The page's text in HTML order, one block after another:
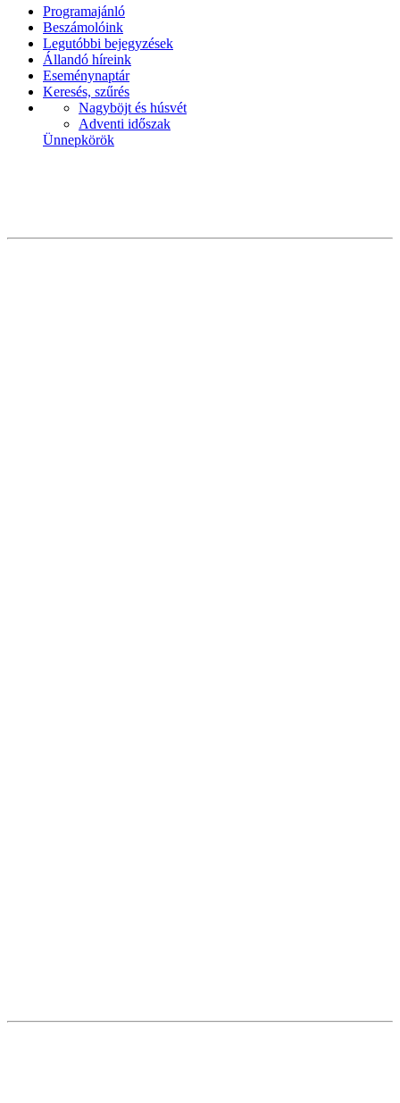
Programajánló
Beszámolóink
Legutóbbi bejegyzések
Állandó híreink
Eseménynaptár
Keresés, szűrés
Nagyböjt és húsvét
Adventi időszak
Ünnepkörök